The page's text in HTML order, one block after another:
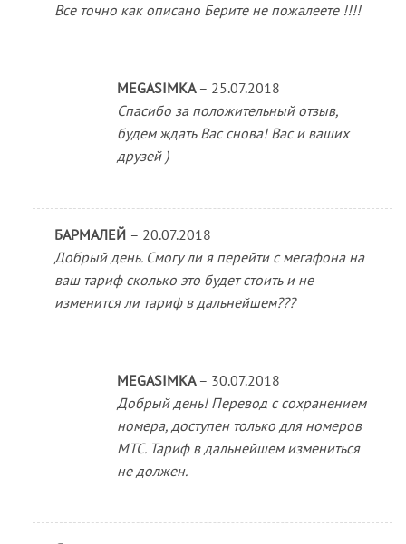
Все точно как описано Берите не пожалеете !!!!
MEGASIMKA – 25.07.2018
Спасибо за положительный отзыв,
будем ждать Вас снова! Вас и ваших
друзей )
БАРМАЛЕЙ – 20.07.2018
Добрый день. Смогу ли я перейти с мегафона на
ваш тариф сколько это будет стоить и не
изменится ли тариф в дальнейшем???
MEGASIMKA – 30.07.2018
Добрый день! Перевод с сохранением
номера, доступен только для номеров
МТС. Тариф в дальнейшем измениться
не должен.